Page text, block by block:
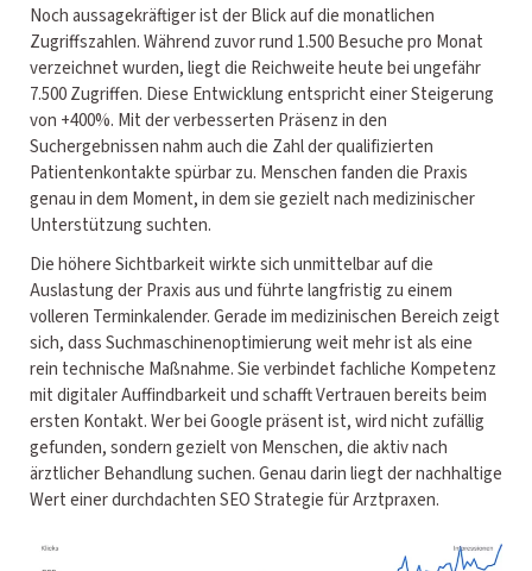
Noch aussagekräftiger ist der Blick auf die monatlichen
Zugriffszahlen. Während zuvor rund 1.500 Besuche pro Monat
verzeichnet wurden, liegt die Reichweite heute bei ungefähr
7.500 Zugriffen. Diese Entwicklung entspricht einer Steigerung
von +400%. Mit der verbesserten Präsenz in den
Suchergebnissen nahm auch die Zahl der qualifizierten
Patientenkontakte spürbar zu. Menschen fanden die Praxis
genau in dem Moment, in dem sie gezielt nach medizinischer
Unterstützung suchten.
Die höhere Sichtbarkeit wirkte sich unmittelbar auf die
Auslastung der Praxis aus und führte langfristig zu einem
volleren Terminkalender. Gerade im medizinischen Bereich zeigt
sich, dass Suchmaschinenoptimierung weit mehr ist als eine
rein technische Maßnahme. Sie verbindet fachliche Kompetenz
mit digitaler Auffindbarkeit und schafft Vertrauen bereits beim
ersten Kontakt. Wer bei Google präsent ist, wird nicht zufällig
gefunden, sondern gezielt von Menschen, die aktiv nach
ärztlicher Behandlung suchen. Genau darin liegt der nachhaltige
Wert einer durchdachten SEO Strategie für Arztpraxen.